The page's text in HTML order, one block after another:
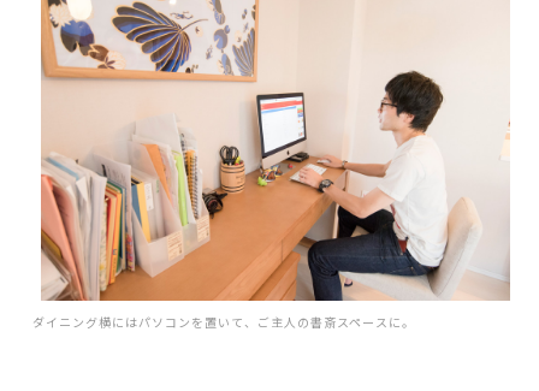
ダイニング横にはパソコンを置いて、ご主人の書斎スペースに。